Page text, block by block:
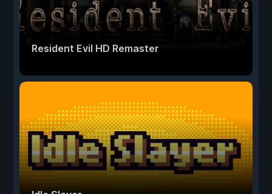
Resident Evil HD Remaster